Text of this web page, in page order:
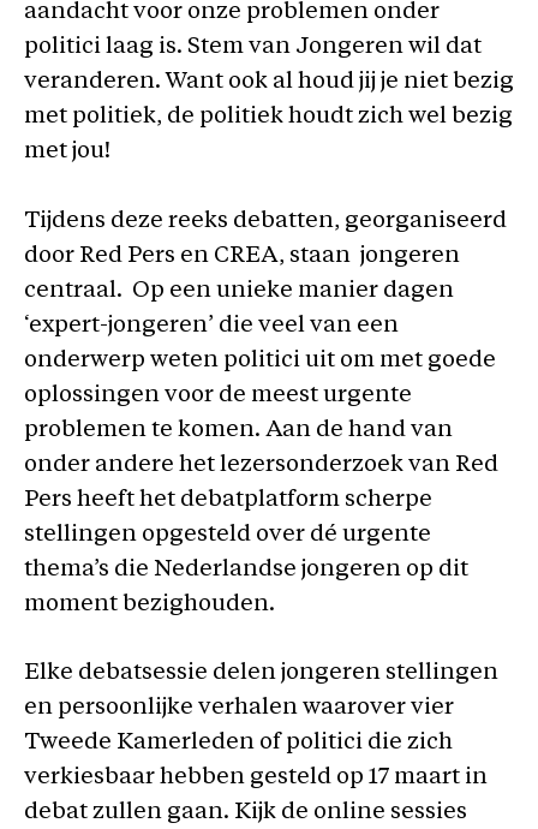
aandacht voor onze problemen onder
politici laag is. Stem van Jongeren wil dat
veranderen. Want ook al houd jij je niet bezig
met politiek, de politiek houdt zich wel bezig
met jou!
Tijdens deze reeks debatten, georganiseerd
door Red Pers en CREA, staan jongeren
centraal. Op een unieke manier dagen
‘expert-jongeren’ die veel van een
onderwerp weten politici uit om met goede
oplossingen voor de meest urgente
problemen te komen. Aan de hand van
onder andere het lezersonderzoek van Red
Pers heeft het debatplatform scherpe
stellingen opgesteld over dé urgente
thema’s die Nederlandse jongeren op dit
moment bezighouden.
Elke debatsessie delen jongeren stellingen
en persoonlijke verhalen waarover vier
Tweede Kamerleden of politici die zich
verkiesbaar hebben gesteld op 17 maart in
debat zullen gaan. Kijk de online sessies